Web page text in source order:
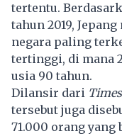
tertentu.
tahun 2019,
negara paling
tertinggi, di mana
usia 90 tahun.
Dilansir dari
tersebut juga
71.000 orang yang